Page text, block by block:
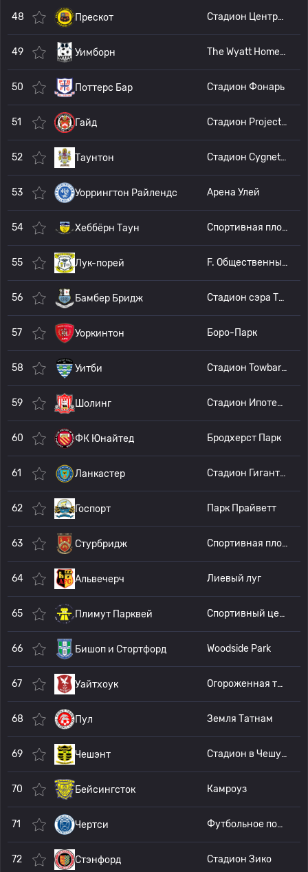
48 Прескот Стадион Центра автобезопасности
49 Уимборн The Wyatt Homes Stadium
50 Поттерс Бар Стадион Фонарь
51 Гайд Стадион Project Solar Великобритания
52 Таунтон Стадион Cygnet Health Care
53 Уоррингтон Райлендс Арена Улей
54 Хеббёрн Таун Спортивная площадка Energy Check
55 Лук-порей F. Общественный стадион Болл
56 Бамбер Бридж Стадион сэра Тома Финни
57 Уоркинтон Боро-Парк
58 Уитби Стадион Towbar Express на территории стадиона Turnbull Ground
59 Шолинг Стадион Ипотечные решения
60 ФК Юнайтед Бродхерст Парк
61 Ланкастер Стадион Гигантский топор
62 Госпорт Парк Прайветт
63 Стурбридж Спортивная площадка Военного мемориала
64 Альвечерч Лиевый луг
65 Плимут Парквей Спортивный центр Манадон
66 Бишоп и Стортфорд Woodside Park
67 Уайтхоук Огороженная территория
68 Пул Земля Татнам
69 Чешэнт Стадион в Чешунте
70 Бейсингсток Камроуз
71 Чертси Футбольное поле на Алвинс Лейн
72 Стэнфорд Стадион Зико